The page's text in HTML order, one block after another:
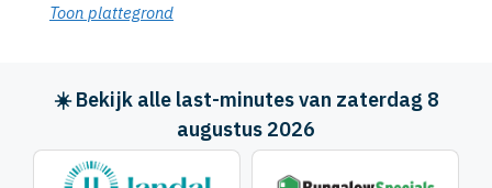
Toon plattegrond
☀️ Bekijk alle last-minutes van zaterdag 8
augustus 2026